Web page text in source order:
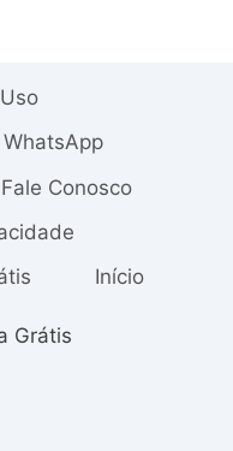
Fale Conosco
Início
Grátis